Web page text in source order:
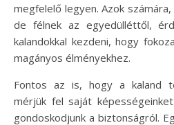
megfelelő legyen. Azok
de félnek az egyedülléttől,
kalandokkal kezdeni, hogy
magányos élményekhez.
Fontos az is, hogy a kaland
mérjük fel saját
gondoskodjunk a biztonságról.